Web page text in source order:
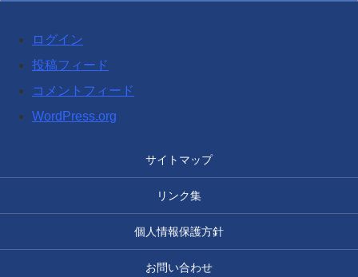
ログイン
投稿フィード
コメントフィード
WordPress.org
サイトマップ
リンク集
個人情報保護方針
お問い合わせ